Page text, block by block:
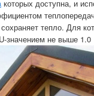
которых доступна, и
тепло. Для
значением не выше 1.0